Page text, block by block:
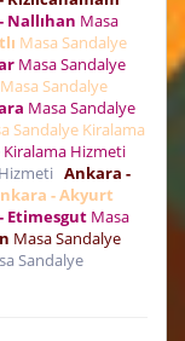
Nallıhan Masa
Masa Sandalye
Masa Sandalye
Masa Sandalye
Masa Sandalye
Sandalye Kiralama
Kiralama Hizmeti
Ankara -
- Akyurt
Etimesgut Masa
Masa Sandalye
Sandalye